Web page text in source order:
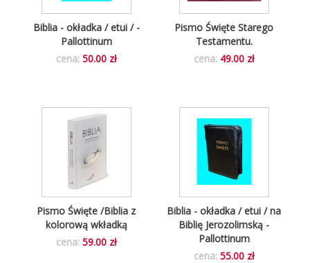
Pismo Święte Starego
Testamentu.
cena: 49.00 zł
Biblia - okładka / etui / -
Pallottinum
cena: 50.00 zł
Biblia - okładka / etui / na
Biblię Jerozolimską -
Pallottinum
cena: 55.00 zł
Pismo Święte /Biblia z
kolorową wkładką
cena: 59.00 zł